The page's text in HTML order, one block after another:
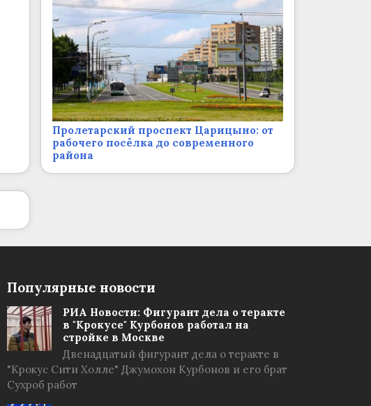
Пролетарский проспект Царицыно: от
рабочего посёлка до современного
района
Популярные новости
РИА Новости: Фигурант дела о теракте
в "Крокусе" Курбонов работал на
стройке в Москве
Двенадцатый фигурант дела о теракте в
"Крокус Сити Холле" Джумохон Курбонов и его брат
Сухроб работ